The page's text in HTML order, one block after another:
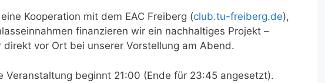
Kooperation mit dem EAC Freiberg (club.tu-freiberg.de),
finanzieren wir ein nachhaltiges Projekt –
vor Ort bei unserer Vorstellung am Abend.
Veranstaltung beginnt 21:00 (Ende für 23:45 angesetzt).